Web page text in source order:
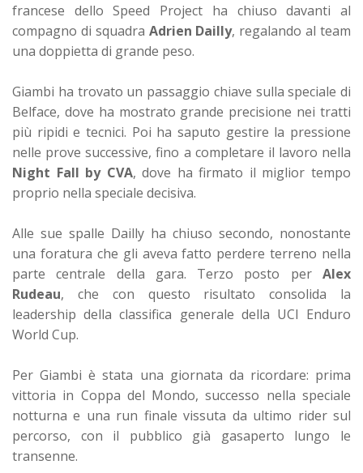
francese dello Speed Project ha chiuso davanti al
compagno di squadra Adrien Dailly, regalando al team
una doppietta di grande peso.
Giambi ha trovato un passaggio chiave sulla speciale di
Belface, dove ha mostrato grande precisione nei tratti
più ripidi e tecnici. Poi ha saputo gestire la pressione
nelle prove successive, fino a completare il lavoro nella
Night Fall by CVA, dove ha firmato il miglior tempo
proprio nella speciale decisiva.
Alle sue spalle Dailly ha chiuso secondo, nonostante
una foratura che gli aveva fatto perdere terreno nella
parte centrale della gara. Terzo posto per Alex
Rudeau, che con questo risultato consolida la
leadership della classifica generale della UCI Enduro
World Cup.
Per Giambi è stata una giornata da ricordare: prima
vittoria in Coppa del Mondo, successo nella speciale
notturna e una run finale vissuta da ultimo rider sul
percorso, con il pubblico già gasaperto lungo le
transenne.